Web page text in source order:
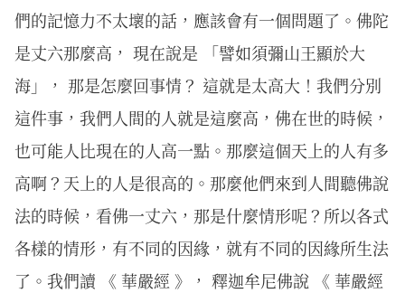
們的記憶力不太壞的話，應該會有一個問題了。佛陀
是丈六那麼高， 現在說是 「譬如須彌山王顯於大
海」， 那是怎麼回事情？ 這就是太高大！我們分別
這件事，我們人間的人就是這麼高，佛在世的時候，
也可能人比現在的人高一點。那麼這個天上的人有多
高啊？天上的人是很高的。那麼他們來到人間聽佛說
法的時候，看佛一丈六，那是什麼情形呢？所以各式
各樣的情形，有不同的因緣，就有不同的因緣所生法
了。我們讀 《 華嚴經 》， 釋迦牟尼佛說 《 華嚴經